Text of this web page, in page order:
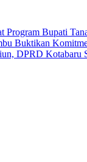
Program Bupati
Buktikan
DPRD Kotabaru